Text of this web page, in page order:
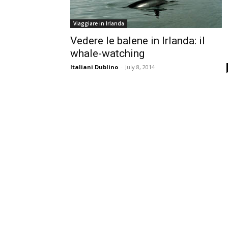
Viaggiare in Irlanda
Vedere le balene in Irlanda: il
whale-watching
Italiani Dublino - July 8, 2014